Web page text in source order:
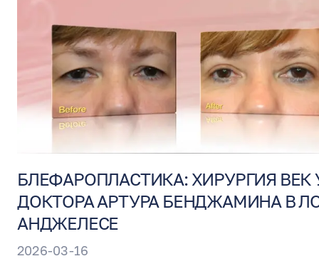
БЛЕФАРОПЛАСТИКА: ХИРУРГИЯ ВЕК
ДОКТОРА АРТУРА БЕНДЖАМИНА В
АНДЖЕЛЕСЕ
2026-03-16